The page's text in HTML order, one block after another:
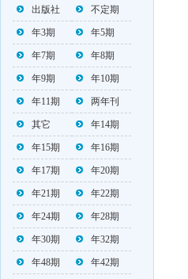
出版社 不定期
年3期 年5期
年7期 年8期
年9期 年10期
年11期 两年刊
其它 年14期
年15期 年16期
年17期 年20期
年21期 年22期
年24期 年28期
年30期 年32期
年48期 年42期